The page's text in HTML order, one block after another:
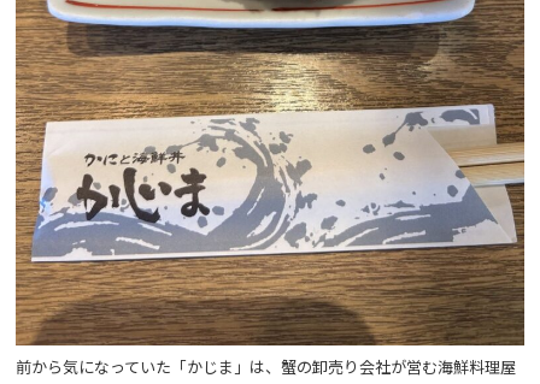
前から気になっていた「かじま」は、蟹の卸売り会社が営む海鮮料理屋